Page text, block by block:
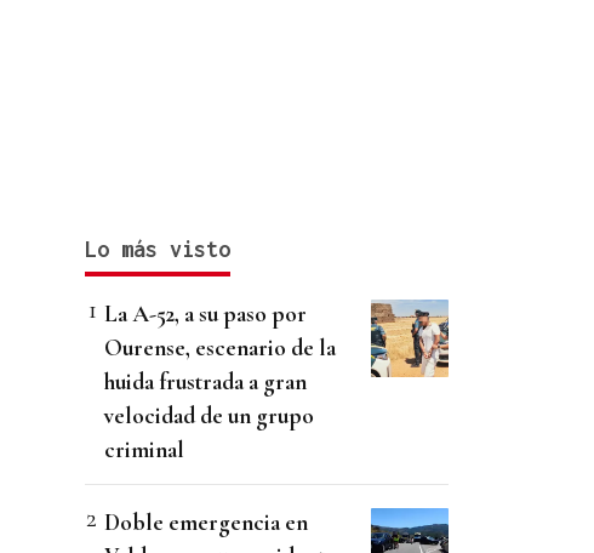
Lo más visto
La A-52, a su paso por
Ourense, escenario de la
huida frustrada a gran
velocidad de un grupo
criminal
Doble emergencia en